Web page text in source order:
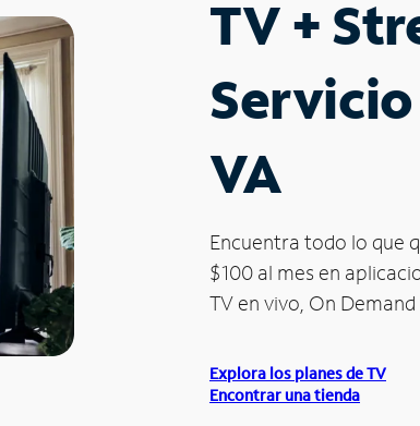
TV +
VA
Encuentra todo lo que
$100 al mes en
TV en vivo, On Demand
Explora los planes de TV
Encontrar una tienda